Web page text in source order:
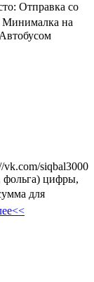
Отправка со
Минималка на
vk.com/siqbal3000
цифры,
для